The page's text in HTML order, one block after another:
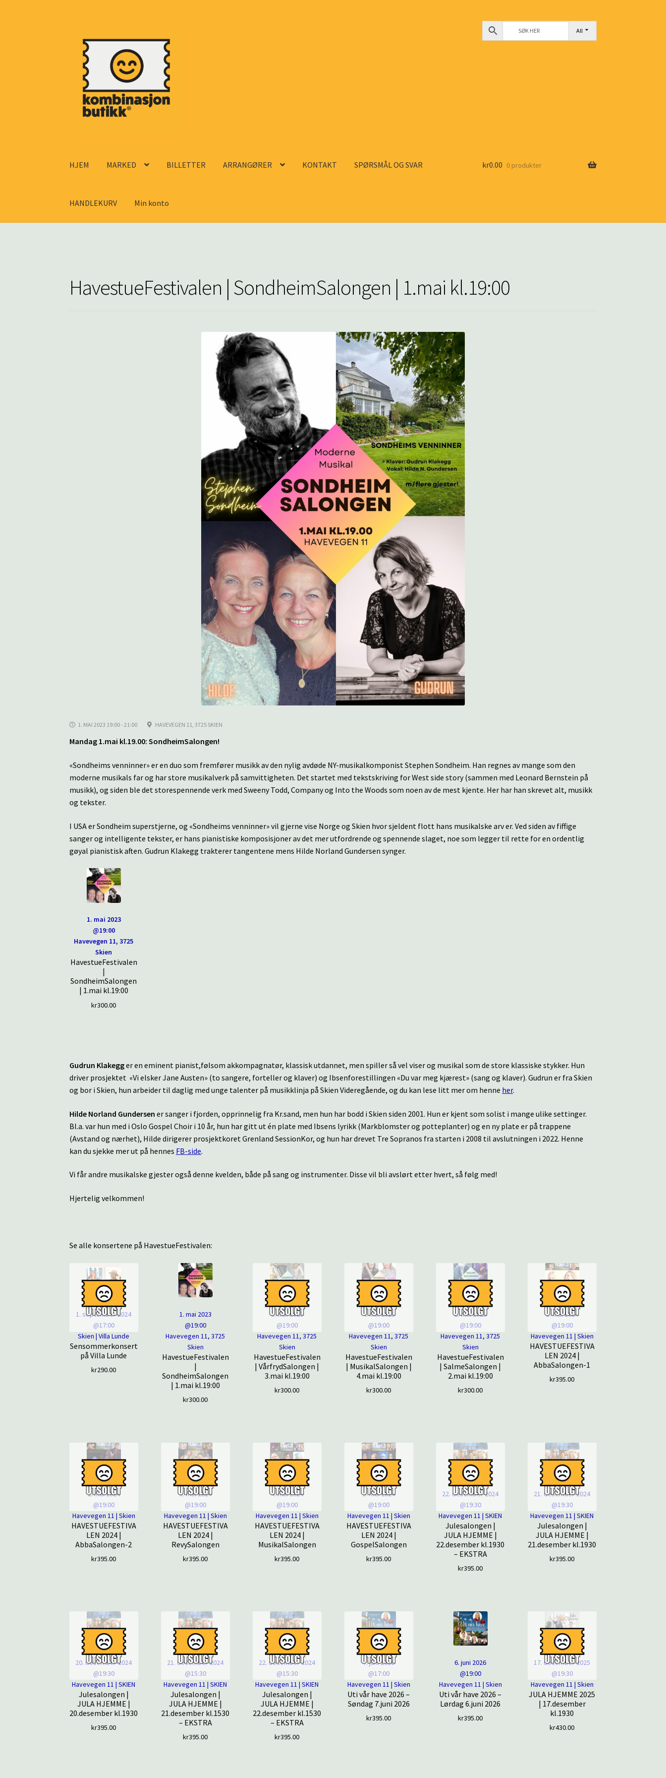
navigasjon
innhold
All
HJEM MARKED BILLETTER ARRANGØRER KONTAKT SPØRSMÅL OG SVAR
HANDLEKURV Min konto
kr0.00 0 produkter
HavestueFestivalen | SondheimSalongen | 1.mai kl.19:00
1. MAI 2023 19:00 - 21:00 HAVEVEGEN 11, 3725 SKIEN
Mandag 1.mai kl.19.00: SondheimSalongen!
«Sondheims venninner» er en duo som fremfører musikk av den nylig avdøde NY-musikalkomponist Stephen Sondheim. Han regnes av mange som den
moderne musikals far og har store musikalverk på samvittigheten. Det startet med tekstskriving for West side story (sammen med Leonard Bernstein på
musikk), og siden ble det storespennende verk med Sweeny Todd, Company og Into the Woods som noen av de mest kjente. Her har han skrevet alt, musikk
og tekster.
I USA er Sondheim superstjerne, og «Sondheims venninner» vil gjerne vise Norge og Skien hvor sjeldent flott hans musikalske arv er. Ved siden av fiffige
sanger og intelligente tekster, er hans pianistiske komposisjoner av det mer utfordrende og spennende slaget, noe som legger til rette for en ordentlig
gøyal pianistisk aften. Gudrun Klakegg trakterer tangentene mens Hilde Norland Gundersen synger.
1. mai 2023
@19:00
Havevegen 11, 3725
Skien
HavestueFestivalen
|
SondheimSalongen
| 1.mai kl.19:00
kr300.00
Gudrun Klakegger en eminent pianist,følsom akkompagnatør, klassisk utdannet, men spiller så vel viser og musikal som de store klassiske stykker. Hun
driver prosjektet «Vi elsker Jane Austen» (to sangere, forteller og klaver) og Ibsenforestillingen «Du var meg kjærest» (sang og klaver). Gudrun er fra Skien
og bor i Skien, hun arbeider til daglig med unge talenter på musikklinja på Skien Videregående, og du kan lese litt mer om henne her.
Hilde Norland Gundersen er sanger i fjorden, opprinnelig fra Kr.sand, men hun har bodd i Skien siden 2001. Hun er kjent som solist i mange ulike settinger.
Bl.a. var hun med i Oslo Gospel Choir i 10 år, hun har gitt ut én plate med Ibsens lyrikk (Markblomster og potteplanter) og en ny plate er på trappene
(Avstand og nærhet), Hilde dirigerer prosjektkoret Grenland SessionKor, og hun har drevet Tre Sopranos fra starten i 2008 til avslutningen i 2022. Henne
kan du sjekke mer ut på hennes FB-side.
Vi får andre musikalske gjester også denne kvelden, både på sang og instrumenter. Disse vil bli avslørt etter hvert, så følg med!
Hjertelig velkommen!
Se alle konsertene på HavestueFestivalen:
1. september 2024
@17:00
Skien | Villa Lunde
Sensommerkonsert
på Villa Lunde
kr290.00
1. mai 2023
@19:00
Havevegen 11, 3725
Skien
HavestueFestivalen
|
SondheimSalongen
| 1.mai kl.19:00
kr300.00
3. mai 2023
@19:00
Havevegen 11, 3725
Skien
HavestueFestivalen
| VårfrydSalongen |
3.mai kl.19:00
kr300.00
4. mai 2023
@19:00
Havevegen 11, 3725
Skien
HavestueFestivalen
| MusikalSalongen |
4.mai kl.19:00
kr300.00
2. mai 2023
@19:00
Havevegen 11, 3725
Skien
HavestueFestivalen
| SalmeSalongen |
2.mai kl.19:00
kr300.00
1. mai 2024
@19:00
Havevegen 11 | Skien
HAVESTUEFESTIVA
LEN 2024 |
AbbaSalongen-1
kr395.00
2. mai 2024
@19:00
Havevegen 11 | Skien
HAVESTUEFESTIVA
LEN 2024 |
AbbaSalongen-2
kr395.00
3. mai 2024
@19:00
Havevegen 11 | Skien
HAVESTUEFESTIVA
LEN 2024 |
RevySalongen
kr395.00
4. mai 2024
@19:00
Havevegen 11 | Skien
HAVESTUEFESTIVA
LEN 2024 |
MusikalSalongen
kr395.00
5. mai 2024
@19:00
Havevegen 11 | Skien
HAVESTUEFESTIVA
LEN 2024 |
GospelSalongen
kr395.00
22. desember 2024
@19:30
Havevegen 11 | SKIEN
Julesalongen |
JULA HJEMME |
22.desember kl.1930
– EKSTRA
kr395.00
21. desember 2024
@19:30
Havevegen 11 | SKIEN
Julesalongen |
JULA HJEMME |
21.desember kl.1930
kr395.00
20. desember 2024
@19:30
Havevegen 11 | SKIEN
Julesalongen |
JULA HJEMME |
20.desember kl.1930
kr395.00
21. desember 2024
@15:30
Havevegen 11 | SKIEN
Julesalongen |
JULA HJEMME |
21.desember kl.1530
– EKSTRA
kr395.00
22. desember 2024
@15:30
Havevegen 11 | SKIEN
Julesalongen |
JULA HJEMME |
22.desember kl.1530
– EKSTRA
kr395.00
7. juni 2026
@17:00
Havevegen 11 | Skien
Uti vår have 2026 –
Søndag 7.juni 2026
kr395.00
6. juni 2026
@19:00
Havevegen 11 | Skien
Uti vår have 2026 –
Lørdag 6.juni 2026
kr395.00
17. desember 2025
@19:30
Havevegen 11 | Skien
JULA HJEMME 2025
| 17.desember
kl.1930
kr430.00